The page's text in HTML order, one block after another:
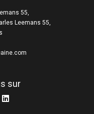
55,
Leemans 55,
sur